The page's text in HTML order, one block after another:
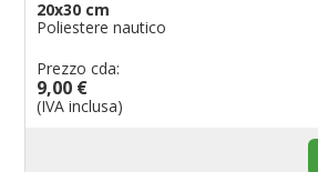
Bandiere per ambasciate
Bandiere per riserve naturali e parchi
Bandiere per musicisti
20x30 cm
Poliestere nautico
Prezzo cda:
9,00 €
(IVA inclusa)